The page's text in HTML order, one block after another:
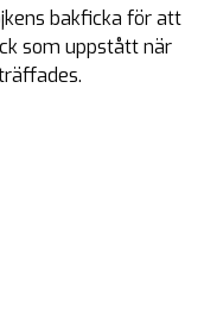
bakficka för att
som uppstått när